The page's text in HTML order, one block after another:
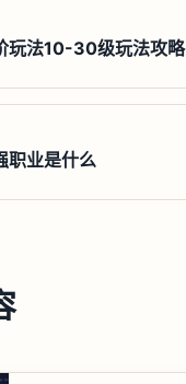
玩法10-30级玩法攻略
职业是什么